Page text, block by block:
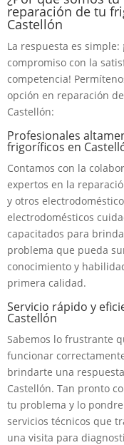
reparación de tu
Castellón
La respuesta es
compromiso con la
competencia!
opción en reparación
Castellón:
Profesionales
frigoríficos en
Contamos con la
expertos en la
y otros
electrodomésticos
capacitados para
problema que pueda
conocimiento y
primera calidad.
Servicio rápido y
Castellón
Sabemos lo frustrante
funcionar
brindarte una
Castellón. Tan pronto
tu problema y lo
servicios técnicos que
una visita para